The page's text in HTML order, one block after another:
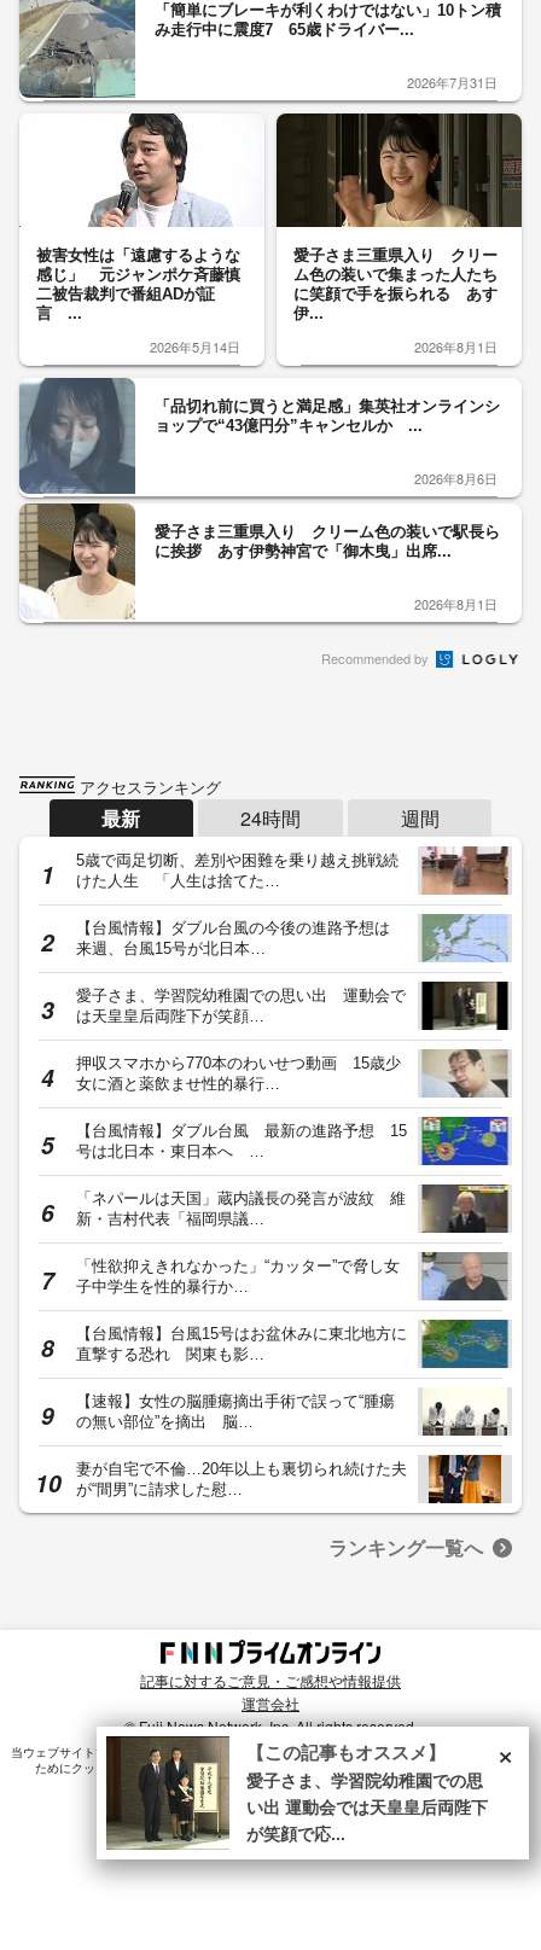
「簡単にブレーキが利くわけではない」10トン積
み走行中に震度7 65歳ドライバー...
2026年7月31日
被害女性は「遠慮するような
感じ」 元ジャンポケ斉藤慎
二被告裁判で番組ADが証
言 ...
2026年5月14日
愛子さま三重県入り クリー
ム色の装いで集まった人たち
に笑顔で手を振られる あす
伊...
2026年8月1日
「品切れ前に買うと満足感」集英社オンラインシ
ョップで“43億円分”キャンセルか ...
2026年8月6日
愛子さま三重県入り クリーム色の装いで駅長ら
に挨拶 あす伊勢神宮で「御木曳」出席...
2026年8月1日
Recommended by
アクセスランキング
最新 24時間 週間
5歳で両足切断、差別や困難を乗り越え挑戦続
けた人生 「人生は捨てた…
【台風情報】ダブル台風の今後の進路予想は
来週、台風15号が北日本…
愛子さま、学習院幼稚園での思い出 運動会で
は天皇皇后両陛下が笑顔…
押収スマホから770本のわいせつ動画 15歳少
女に酒と薬飲ませ性的暴行…
【台風情報】ダブル台風 最新の進路予想 15
号は北日本・東日本へ …
「ネパールは天国」蔵内議長の発言が波紋 維
新・吉村代表「福岡県議…
「性欲抑えきれなかった」“カッター”で脅し女
子中学生を性的暴行か…
【台風情報】台風15号はお盆休みに東北地方に
直撃する恐れ 関東も影…
【速報】女性の脳腫瘍摘出手術で誤って“腫瘍
の無い部位”を摘出 脳…
妻が自宅で不倫…20年以上も裏切られ続けた夫
が“間男”に請求した慰…
ランキング一覧へ
記事に対するご意見・ご感想や情報提供
運営会社
© Fuji News Network, Inc. All rights reserved.
当ウェブサイトでは、ユーザのニーズ・興味・関⼼に合致したコンテンツや広告配信を提供する
ためにクッキーを使⽤しています。詳細は、
プライバシーポリシー をご確認ください。×
【この記事もオススメ】
愛子さま、学習院幼稚園での思
い出 運動会では天皇皇后両陛下
が笑顔で応...